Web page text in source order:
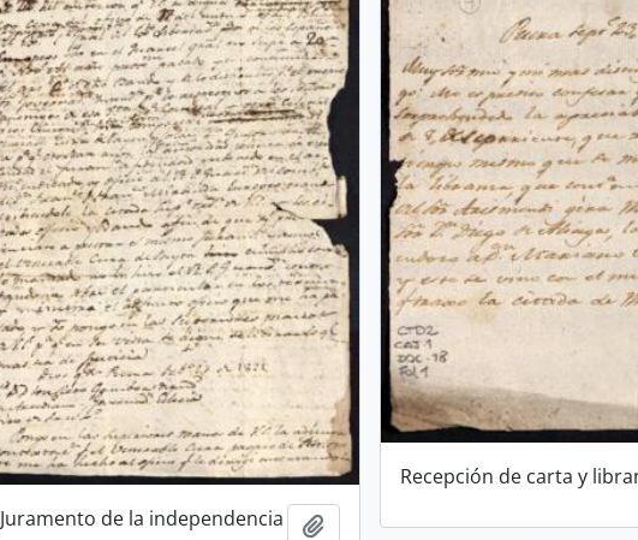
Recepción de carta y
Juramento de la independencia
Añadir al portapapeles